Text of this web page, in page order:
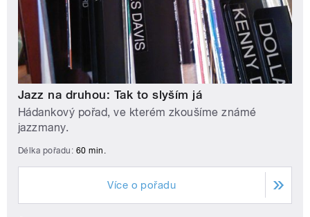
Jazz na druhou: Tak to slyším já
Hádankový pořad, ve kterém zkoušíme známé
jazzmany.
Délka pořadu: 60 min.
Více o pořadu